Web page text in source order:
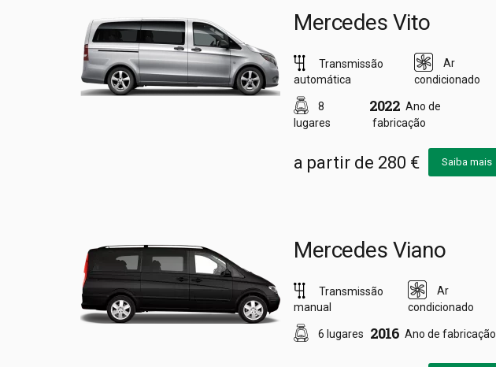
Mercedes Vito
Transmissão
automática
Ar
condicionado
8
lugares
2022 Ano de
fabricação
a partir de 280 € Saiba mais
Mercedes Viano
Transmissão
manual
Ar
condicionado
6 lugares 2016 Ano de fabricação